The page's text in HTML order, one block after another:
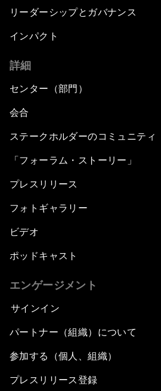
リーダーシップとガバナンス
インパクト
詳細
センター（部門）
会合
ステークホルダーのコミュニティ
「フォーラム・ストーリー」
プレスリリース
フォトギャラリー
ビデオ
ポッドキャスト
エンゲージメント
サインイン
パートナー（組織）について
参加する（個人、組織）
プレスリリース登録